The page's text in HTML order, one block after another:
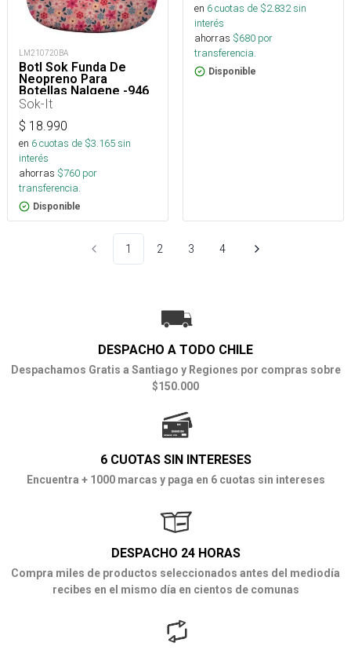
LM210720BA
Botl Sok Funda De
Neopreno Para
Botellas Nalgene -946
Ml
Sok-It
$ 18.990
en 6cuotas de $3.165sin
interés
ahorras $760 por
transferencia.
Disponible
en 6cuotas de $2.832sin
interés
ahorras $680 por
transferencia.
Disponible
1 2 3 4
DESPACHO A TODO CHILE
Despachamos Gratis a Santiago y Regiones por compras sobre
$150.000
6 CUOTAS SIN INTERESES
Encuentra + 1000 marcas y paga en 6 cuotas sin intereses
DESPACHO 24 HORAS
Compra miles de productos seleccionados antes del mediodía
recibes en el mismo día en cientos de comunas